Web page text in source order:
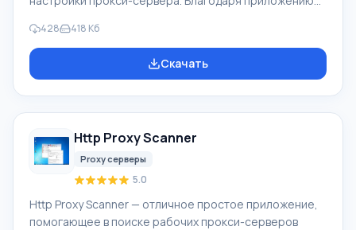
абсолютно анонимно, пользуясь при этом как одним
так и несколькими сразу прокси-серверами.
Особенность Proxy Switch В программе довольно
промежуток времени. Вы можете загрузить огромное
число анонимных прокси серв
428 418 Кб
Скачать
Http Proxy Scanner
Proxy серверы
5.0
Http Proxy Scanner — отличное простое приложение,
помогающее в поиске рабочих прокси-серверов